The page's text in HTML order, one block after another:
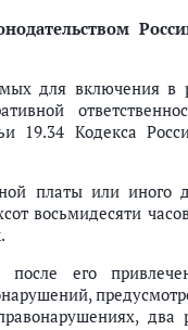
для включения в
19.34 Кодекса
платы или иного
восьмидесяти
после его
два